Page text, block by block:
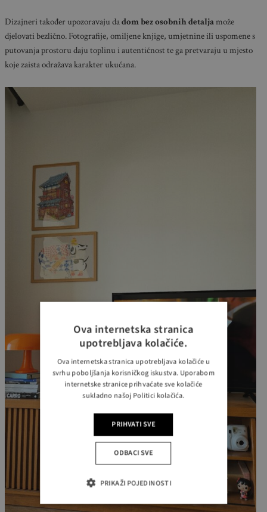
Dizajneri također upozoravaju dadom bez osobnih detaljamože
djelovati bezlično. Fotografije, omiljene knjige, umjetnine ili uspomene s
putovanja prostoru daju toplinu i autentičnost te ga pretvaraju u mjesto
koje zaista odražava karakter ukućana.
Ova internetska stranica
upotrebljava kolačiće.
Ova internetska stranica upotrebljava kolačiće u
svrhu poboljšanja korisničkog iskustva. Uporabom
internetske stranice prihvaćate sve kolačiće
sukladno našoj Politici kolačića.
PRIHVATI SVE
ODBACI SVE
PRIKAŽI POJEDINOSTI